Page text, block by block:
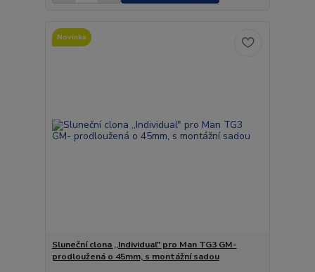
Novinka
Sluneční clona ,,Individual" pro Man TG3 GM-
prodloužená o 45mm, s montážní sadou